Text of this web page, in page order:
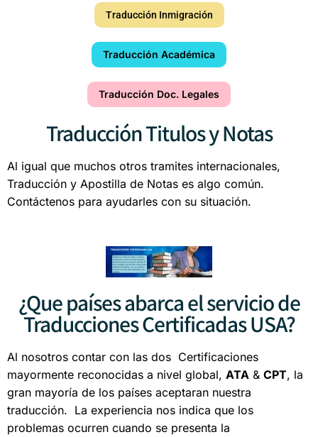
Traducción Inmigración
Traducción Académica
Traducción Doc. Legales
Traducción Titulos y Notas
Al igual que muchos otros tramites internacionales,
Traducción y Apostilla de Notas es algo común.
Contáctenos para ayudarles con su situación.
¿Que países abarca el servicio de
Traducciones Certificadas USA?
Al nosotros contar con las dos Certificaciones
mayormente reconocidas a nivel global, ATA & CPT, la
gran mayoría de los países aceptaran nuestra
traducción. La experiencia nos indica que los
problemas ocurren cuando se presenta la